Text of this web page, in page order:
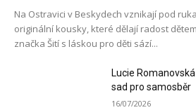
Na Ostravici v Beskydech vznikají pod
originální kousky, které dělají radost
značka Šití s láskou pro děti sází...
Lucie
sad pro samosběr
16/07/2026